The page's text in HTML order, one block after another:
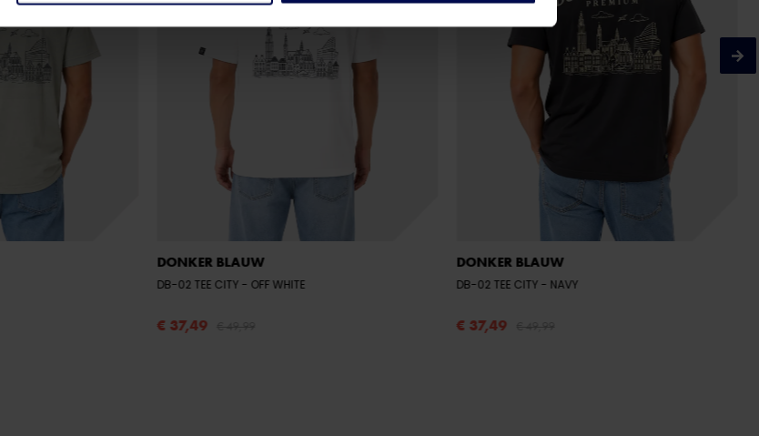
DONKER BLAUW
DB-02 TEE CITY - OFF WHITE
€ 37,49
DONKER BLAUW
DB-02 TEE CITY - NAVY
€ 37,49